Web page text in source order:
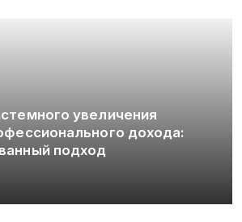
статьи и просит ответить только
заголовком на русском языке,
кавычек или других символов.